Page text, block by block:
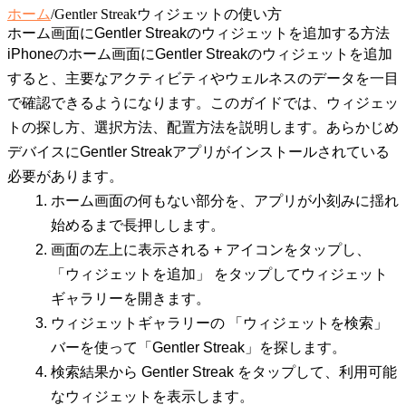
ホーム/Gentler Streakウィジェットの使い方
ホーム画面にGentler Streakのウィジェットを追加する方法
iPhoneのホーム画面にGentler Streakのウィジェットを追加
すると、主要なアクティビティやウェルネスのデータを一目
で確認できるようになります。このガイドでは、ウィジェッ
トの探し方、選択方法、配置方法を説明します。あらかじめ
デバイスにGentler Streakアプリがインストールされている
必要があります。
ホーム画面の何もない部分を、アプリが小刻みに揺れ
始めるまで長押しします。
画面の左上に表示される + アイコンをタップし、
「ウィジェットを追加」
をタップしてウィジェット
ギャラリーを開きます。
ウィジェットギャラリーの
「ウィジェットを検索」
バーを使って「Gentler Streak」を探します。
検索結果から Gentler Streak をタップして、利用可能
なウィジェットを表示します。